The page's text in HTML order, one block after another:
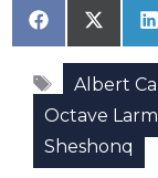
Share
on
Facebook
Share
on
X
Albert
Octave
Sheshonq